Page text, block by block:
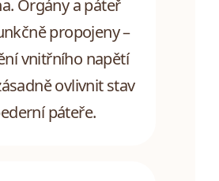
Orgány a páteř
propojeny –
vnitřního napětí
ovlivnit stav
páteře.